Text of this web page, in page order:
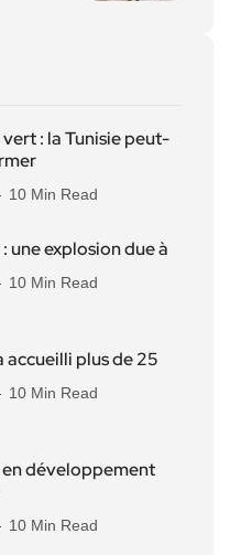
: la Tunisie peut-
10 Min Read
une explosion due à
10 Min Read
accueilli plus de 25
10 Min Read
en développement
10 Min Read